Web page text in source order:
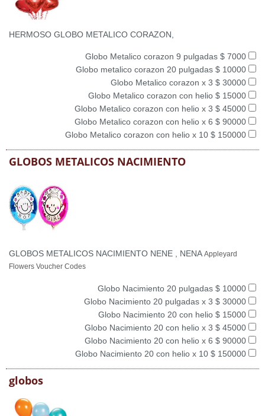
HERMOSO GLOBO METALICO CORAZON,
Globo Metalico corazon 9 pulgadas $ 7000
Globo metalico corazon 20 pulgadas $ 10000
Globo Metalico corazon x 3 $ 30000
Globo Metalico corazon con helio $ 15000
Globo Metalico corazon con helio x 3 $ 45000
Globo Metalico corazon con helio x 6 $ 90000
Globo Metalico corazon con helio x 10 $ 150000
GLOBOS METALICOS NACIMIENTO
GLOBOS METALICOS NACIMIENTO NENE , NENA Appleyard
Flowers Voucher Codes
Globo Nacimiento 20 pulgadas $ 10000
Globo Nacimiento 20 pulgadas x 3 $ 30000
Globo Nacimiento 20 con helio $ 15000
Globo Nacimiento 20 con helio x 3 $ 45000
Globo Nacimiento 20 con helio x 6 $ 90000
Globo Nacimiento 20 con helio x 10 $ 150000
globos